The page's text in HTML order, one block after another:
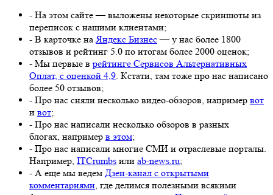
- На этом сайте — выложены некоторые скриншоты из
переписок с нашими клиентами;
- В карточке наЯндекс Бизнес— у нас более 1800
отзывов и рейтинг 5.0 по итогам более 2000 оценок;
- Мы первые в рейтинге Сервисов Альтернативных
Оплат, с оценкой 4,9. Кстати, там тоже про нас написано
более 50 отзывов;
- Про нас сняли несколько видео-обзоров, например вот
и вот;
- Про нас написали несколько обзоров в разных
блогах, например в этом;
- Про нас написали многие СМИ и отраслевые порталы.
Например, ITCrumbs или ab-news.ru;
- А еще мы ведем Дзен-канал с открытыми
комментариями, где делимся полезными всякими